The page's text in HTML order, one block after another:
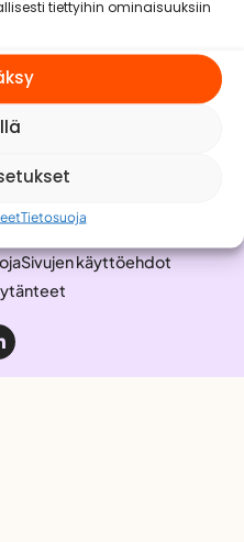
tiettyihin ominaisuuksiin
Tietosuoja
Sivujen käyttöehdot